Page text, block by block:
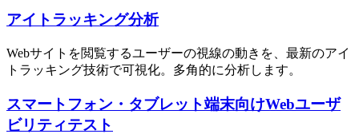
アイトラッキング分析
Webサイトを閲覧するユーザーの視線の動きを、最新のアイ
トラッキング技術で可視化。多角的に分析します。
スマートフォン・タブレット端末向けWebユーザ
ビリティテスト